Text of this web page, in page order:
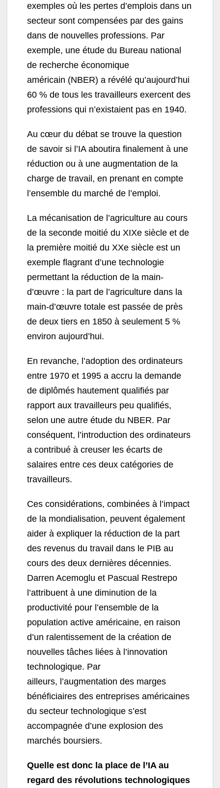
exemples où les pertes d’emplois dans un
secteur sont compensées par des gains
dans de nouvelles professions. Par
exemple, une étude du Bureau national
de recherche économique
américain (NBER) a révélé qu’aujourd’hui
60 % de tous les travailleurs exercent des
professions qui n’existaient pas en 1940.
Au cœur du débat se trouve la question
de savoir si l’IA aboutira finalement à une
réduction ou à une augmentation de la
charge de travail, en prenant en compte
l’ensemble du marché de l’emploi.
La mécanisation de l’agriculture au cours
de la seconde moitié du XIXe siècle et de
la première moitié du XXe siècle est un
exemple flagrant d’une technologie
permettant la réduction de la main-
d’œuvre : la part de l’agriculture dans la
main-d’œuvre totale est passée de près
de deux tiers en 1850 à seulement 5 %
environ aujourd’hui.
En revanche, l’adoption des ordinateurs
entre 1970 et 1995 a accru la demande
de diplômés hautement qualifiés par
rapport aux travailleurs peu qualifiés,
selon une autre étude du NBER. Par
conséquent, l’introduction des ordinateurs
a contribué à creuser les écarts de
salaires entre ces deux catégories de
travailleurs.
Ces considérations, combinées à l’impact
de la mondialisation, peuvent également
aider à expliquer la réduction de la part
des revenus du travail dans le PIB au
cours des deux dernières décennies.
Darren Acemoglu et Pascual Restrepo
l’attribuent à une diminution de la
productivité pour l’ensemble de la
population active américaine, en raison
d’un ralentissement de la création de
nouvelles tâches liées à l’innovation
technologique. Par
ailleurs, l’augmentation des marges
bénéficiaires des entreprises américaines
du secteur technologique s’est
accompagnée d’une explosion des
marchés boursiers.
Quelle est donc la place de l’IA au
regard des révolutions technologiques